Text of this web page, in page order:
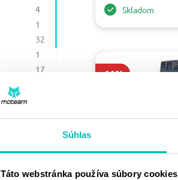
Súhlas
Táto webstránka používa súbory cookies
8
7
6
1
1
23
4
1
32
1
17
Skladom
-11%